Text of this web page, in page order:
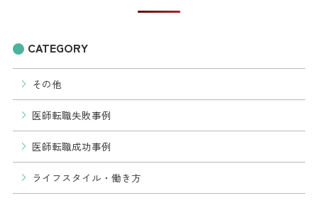
CATEGORY
その他
医師転職失敗事例
医師転職成功事例
ライフスタイル・働き方